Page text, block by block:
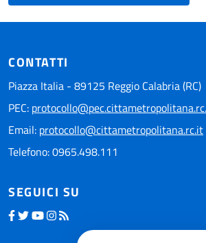
CONTATTI
Piazza Italia - 89125 Reggio Calabria (RC)
PEC:
Email: protocollo@cittametropolitana.rc.it
Telefono: 0965.498.111
SEGUICI SU